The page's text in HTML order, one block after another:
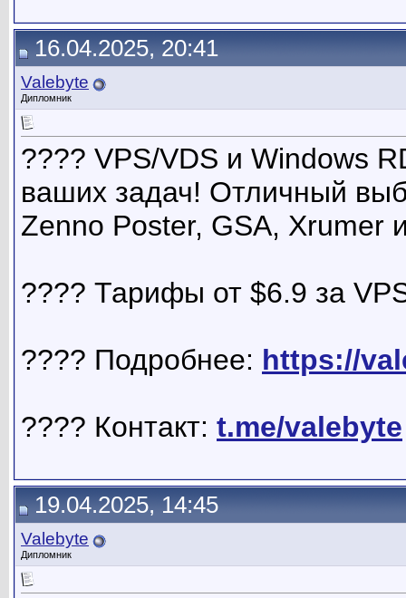
16.04.2025, 20:41
Valebyte
Дипломник
???? VPS/VDS и Windows
ваших задач! Отличный
Zenno Poster, GSA, Xrumer
???? Тарифы от $6.9 за
???? Подробнее: https://
???? Контакт: t.me/valebyte
19.04.2025, 14:45
Valebyte
Дипломник